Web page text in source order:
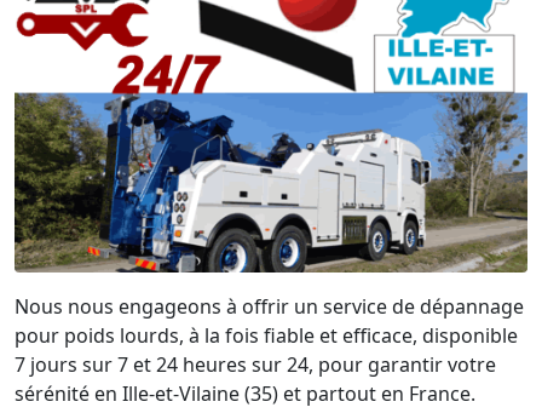
Nous nous engageons à offrir un service de dépannage
pour poids lourds, à la fois fiable et efficace, disponible
7 jours sur 7 et 24 heures sur 24, pour garantir votre
sérénité en Ille-et-Vilaine (35) et partout en France.